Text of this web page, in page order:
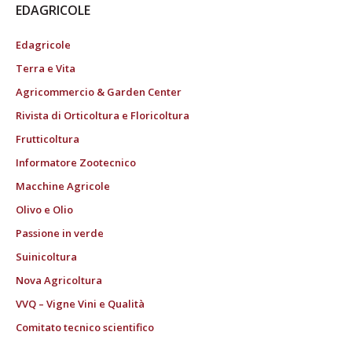
EDAGRICOLE
Edagricole
Terra e Vita
Agricommercio & Garden Center
Rivista di Orticoltura e Floricoltura
Frutticoltura
Informatore Zootecnico
Macchine Agricole
Olivo e Olio
Passione in verde
Suinicoltura
Nova Agricoltura
VVQ – Vigne Vini e Qualità
Comitato tecnico scientifico